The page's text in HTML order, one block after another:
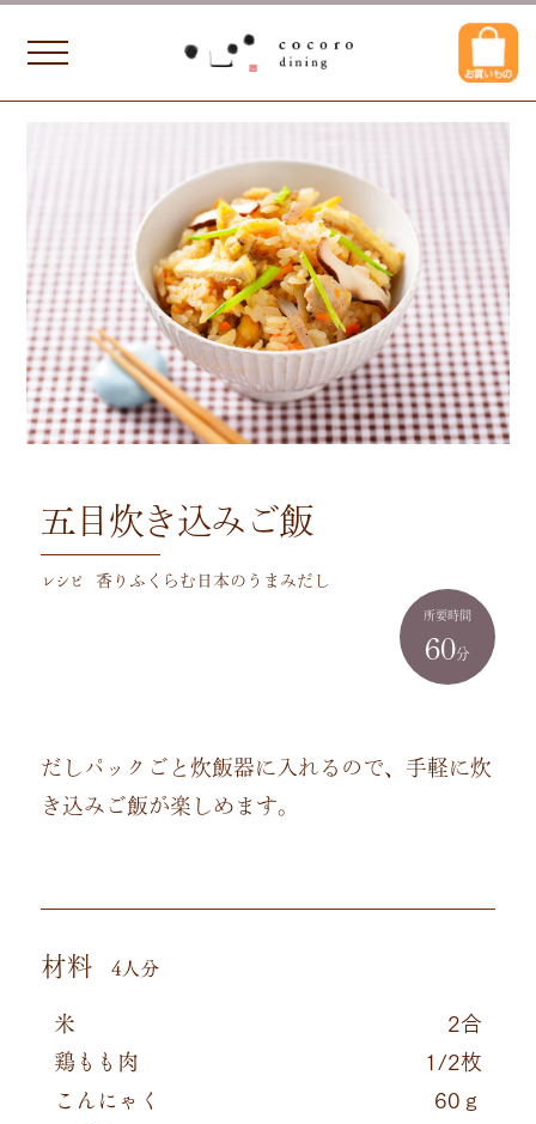
レシピ 香りふくらむ日本のうまみだし
五目炊き込みご飯
所要時間
60分
だしパックごと炊飯器に入れるので、手軽に炊
き込みご飯が楽しめます。
材料 4人分
米 2合
鶏もも肉 1/2枚
こんにゃく 60ｇ